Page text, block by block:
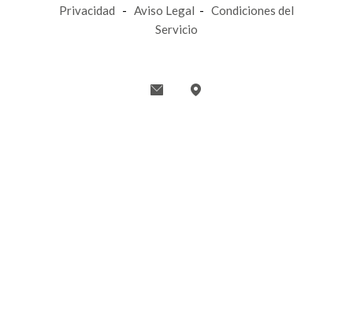
Privacidad - Aviso Legal - Condiciones del
Servicio